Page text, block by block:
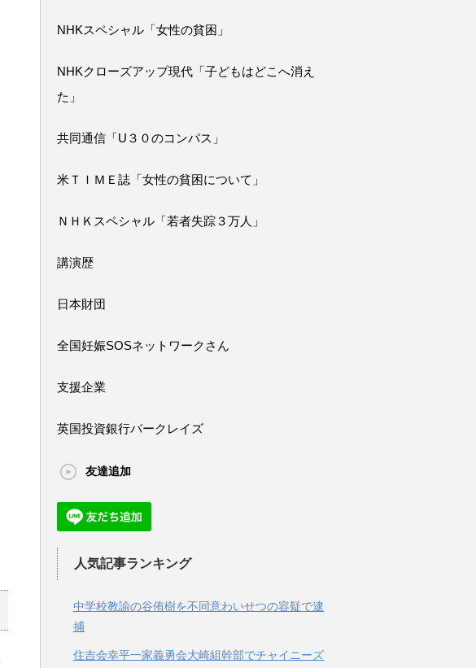
NHKスペシャル「女性の貧困」
NHKクローズアップ現代「子どもはどこへ消え
た」
共同通信「U３０のコンパス」
米ＴＩＭＥ誌「女性の貧困について」
ＮＨＫスペシャル「若者失踪３万人」
講演歴
日本財団
全国妊娠SOSネットワークさん
支援企業
英国投資銀行バークレイズ
友達追加
人気記事ランキング
中学校教諭の谷侑樹を不同意わいせつの容疑で逮
捕
住吉会幸平一家義勇会大崎組幹部でチャイニーズ